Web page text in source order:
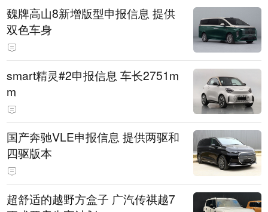
魏牌高山8新增版型申报信息 提供
双色车身
smart精灵#2申报信息 车长2751m
m
国产奔驰VLE申报信息 提供两驱和
四驱版本
超舒适的越野方盒子 广汽传祺越7